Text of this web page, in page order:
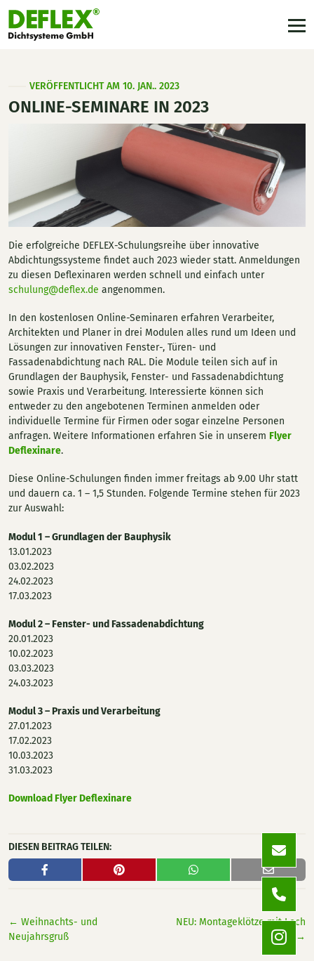
VERÖFFENTLICHT AM 10. JAN.. 2023
ONLINE-SEMINARE IN 2023
Die erfolgreiche DEFLEX-Schulungsreihe über innovative
Abdichtungssysteme findet auch 2023 wieder statt. Anmeldungen
zu diesen Deflexinaren werden schnell und einfach unter
schulung@deflex.de angenommen.
In den kostenlosen Online-Seminaren erfahren Verarbeiter,
Architekten und Planer in drei Modulen alles rund um Ideen und
Lösungen zur innovativen Fenster-, Türen- und
Fassadenabdichtung nach RAL. Die Module teilen sich auf in
Grundlagen der Bauphysik, Fenster- und Fassadenabdichtung
sowie Praxis und Verarbeitung. Interessierte können sich
entweder zu den angebotenen Terminen anmelden oder
individuelle Termine für Firmen oder sogar einzelne Personen
anfragen. Weitere Informationen erfahren Sie in unserem Flyer
Deflexinare.
Diese Online-Schulungen finden immer freitags ab 9.00 Uhr statt
und dauern ca. 1 – 1,5 Stunden. Folgende Termine stehen für 2023
zur Auswahl:
Modul 1 – Grundlagen der Bauphysik
13.01.2023
03.02.2023
24.02.2023
17.03.2023
Modul 2 – Fenster- und Fassadenabdichtung
20.01.2023
10.02.2023
03.03.2023
24.03.2023
Modul 3 – Praxis und Verarbeitung
27.01.2023
17.02.2023
10.03.2023
31.03.2023
Download Flyer Deflexinare
DIESEN BEITRAG TEILEN:
← Weihnachts- und
Neujahrsgruß
NEU: Montageklötze mit Loch
→